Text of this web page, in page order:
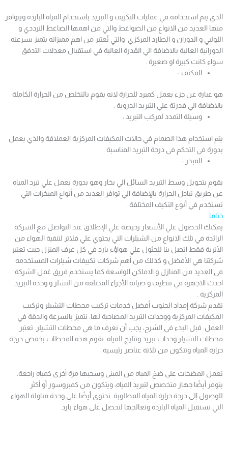
الذي يتم استخدامه في عمليات التكييف و التبريد باستخدام المياه الباردة ويتوافر
منها العديد من الانواع من الضواغط والتي من اهمها الضاغط الترددي و
اللولبي و الدوران و الطارد المركزي والتي تُعتبر من اهم مميزاته يتميز بسرعته
الدورانية العالية بالاضافة الي القَدرة العالية في استقبال معدلات التدفق
سواء كانت كبيرة او صغيرة .
المكثف :
هو عبارة عن جزء يعمل كمبرد للحرارة لانه يقوم بالتخلص من الحرارة الكاملة
بالاضافة الي قدرتة علي التبريد الدروية .
وسيلة التمدد لمركب التبريد :
يتم استخدام هذا الصمام في حالات المكيفات المركزية العملاقة والذي يعمل
بدورة في التحكم في درجة التبريد المناسبة .
المبخر :
يقوم بتحويل وسط التبريد السائل الي بخار وهو بدورة يعمل علي تبرد المياه
عن طريق تبادل الحرارة بالإضافة الي توافر العديد من أنواع المبخرات التي
تستخدم في أنوع التكيف المختلفة .
ختاما
يمكنك الحصول علي الأسعار رخيصة علي الإطلاق عند التواصل مع الشركة
الرائدة في تلك الانواع من الشيلرات التي يحتوي علي فلاتر لتنقية الهواء من
الأتربة فقط اتصل بنا للحثول علي هواؤء بارد في كل غرف المنزل حيث تعتبر
شركتنا هي الأفضل و كذلك من أهم شركات تكييفات شيلرات المستخدمه
في العديد من المنازل و الاماكن الواسعة كما يستخدم فريق عَمل الشركة
احدث الاجهزة في تنظيف و صيانة الأجزاء المختلفة من التشلر و وحدة التبريد
المركزية .
تقدم شركة إمداد الجنوب أفضل خدمات تركيب محطات التشيلر وتركيب
المكيفات المركزية ووحدات التبريد المصاحبة لها. نتميز بالسرعة والدقة في
العمل. قبل البدء في الشرح، يجب أن نعرف ما هي محطات التشيلر. تعتبر
محطات التشيلر وحدات تبريد وتثليج للمياه. تقوم هذه المحطات بخفض درجة
حرارة المياه وتتكون من ثلاثة عناصر رئيسية.
تعمل المضخات على ضخ المياه من المبنى وسحبها مرة أخرى كمياه راجعة.
يتوفر أيضًا جهاز متخصص لتبريد المياه، ويتكون من كمبروسور أو أكثر
للوصول إلى درجة حرارة المياه المطلوبة. تحتوي أيضًا على وحدة مناولة الهواء
التي تستقبل المياه الباردة وتعالجها لتحصل على هواء بارد.